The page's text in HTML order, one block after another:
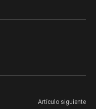
Artículo siguiente